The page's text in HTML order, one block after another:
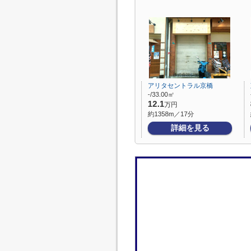
アリタセントラル京橋
-/33.00㎡
12.1万円
約1358m／17分
詳細を見る